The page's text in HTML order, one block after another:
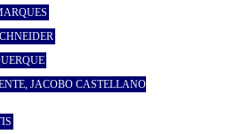
JACOBO CASTELLANO